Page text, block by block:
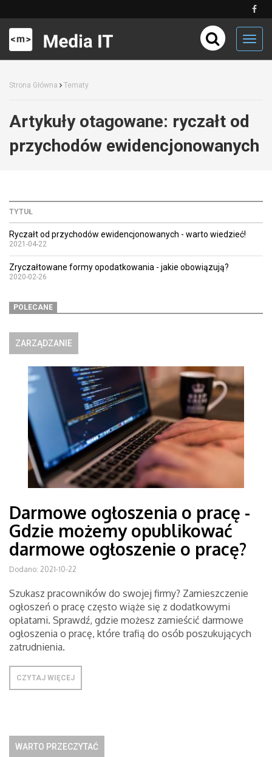
Strona Główna Tematy
Artykuły otagowane: ryczałt od
przychodów ewidencjonowanych
TYTUŁ
Ryczałt od przychodów ewidencjonowanych - warto wiedzieć!
2021-04-22
Zryczałtowane formy opodatkowania - jakie obowiązują?
2020-02-26
POLECANE
ZARZĄDZANIE
Darmowe ogłoszenia o pracę -
Gdzie możemy opublikować
darmowe ogłoszenie o pracę?
Dodano: 2021-10-22
Szukasz pracowników do swojej firmy? Zamieszczenie
ogłoszeń o pracę często wiąże się z dodatkowymi
opłatami. Sprawdź, gdzie możesz zamieścić darmowe
ogłoszenia o pracę, które trafią do osób poszukujących
zatrudnienia.
CZYTAJ WIĘCEJ
WARTO PRZECZYTAĆ